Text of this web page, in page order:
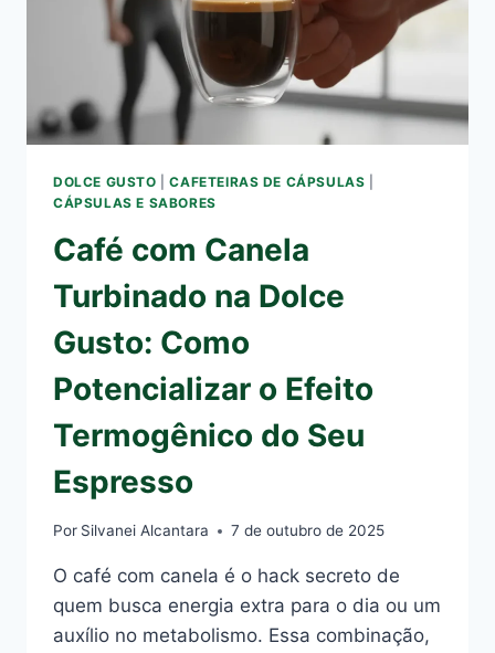
DOLCE GUSTO |CAFETEIRAS DE CÁPSULAS
CÁPSULAS E SABORES
Café com Canela
Turbinado na Dolce
Gusto: Como
Potencializar o Efeito
Termogênico do Seu
Espresso
Por Silvanei Alcantara 7 de outubro de 2025
O café com canela é o hack secreto de
quem busca energia extra para o dia ou um
auxílio no metabolismo. Essa combinação,